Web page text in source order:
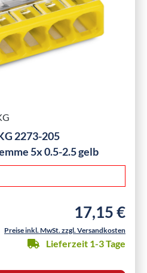
2273-205
5x 0.5-2.5 gelb
Regulärer
17,15 €
Preise inkl. MwSt. zzgl. Versandkosten
Lieferzeit 1-3 Tage